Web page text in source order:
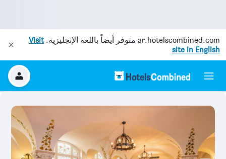
ar.hotelscombined.com متوفر أيضاً باللغة الإنجليزية.Visit
site in English